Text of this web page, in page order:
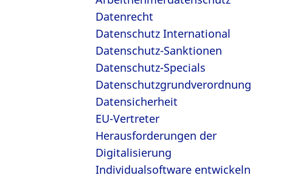
Datenrecht
Datenschutz International
Datenschutz-Sanktionen
Datenschutz-Specials
Datenschutzgrundverordnung
Datensicherheit
EU-Vertreter
Herausforderungen der
Digitalisierung
Individualsoftware entwickeln